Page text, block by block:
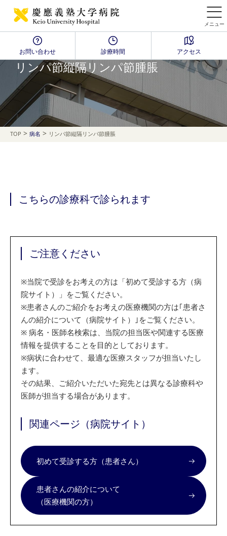
メニュー
お問い合わせ 診療時間 アクセス
Disease Name Search
リンパ節縦隔リンパ節腫脹
TOP > 病名 > リンパ節縦隔リンパ節腫脹
こちらの診療科で診られます
ご注意ください
※当院で受診をお考えの方は「初めて受診する方（病
院サイト）」をご覧ください。
※患者さんのご紹介をお考えの医療機関の方は｢患者さ
んの紹介について（病院サイト）｣をご覧ください。
※ 病名・医師名検索は、当院の担当医や関連する医療
情報を提供することを目的としております。
※病状に合わせて、最適な医療スタッフが担当いたし
ます。
その結果、ご紹介いただいた宛先とは異なる診療科や
医師が担当する場合があります。
関連ページ（病院サイト）
初めて受診する方（患者さん）
患者さんの紹介について
（医療機関の方）